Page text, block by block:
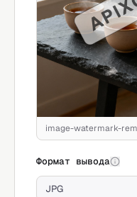
image-watermark-
Формат вывода
JPG